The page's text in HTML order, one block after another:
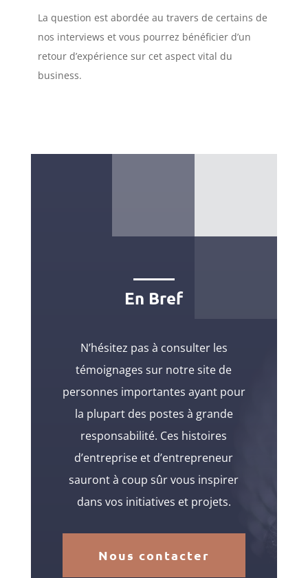
La question est abordée au travers de certains de
nos interviews et vous pourrez bénéficier d’un
retour d’expérience sur cet aspect vital du
business.
En Bref
N’hésitez pas à consulter les
témoignages sur notre site de
personnes importantes ayant pour
la plupart des postes à grande
responsabilité. Ces histoires
d’entreprise et d’entrepreneur
sauront à coup sûr vous inspirer
dans vos initiatives et projets.
Nous contacter